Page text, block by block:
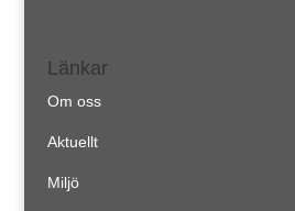
Länkar
Om oss
Aktuellt
Miljö